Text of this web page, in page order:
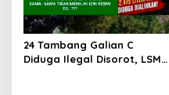
24 Tambang Galian C
Diduga Ilegal Disorot, LSM